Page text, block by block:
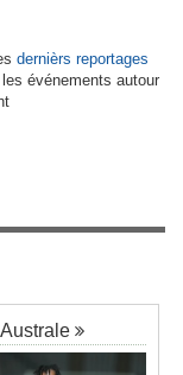
dernièrs reportages
événements autour